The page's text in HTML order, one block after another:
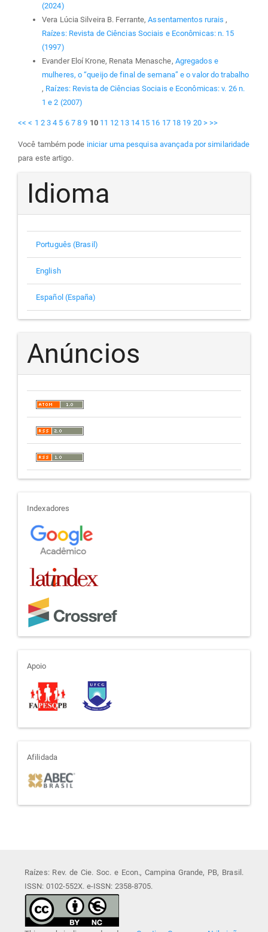
(2024)
Vera Lúcia Silveira B. Ferrante,Assentamentos rurais ,
Raízes: Revista de Ciências Sociais e Econômicas: n. 15
(1997)
Evander Eloí Krone, Renata Menasche, Agregados e
mulheres, o “queijo de final de semana” e o valor do trabalho
, Raízes: Revista de Ciências Sociais e Econômicas: v. 26 n.
1 e 2 (2007)
<< < 1 2 3 4 5 6 7 8 9 10 11 12 13 14 15 16 17 18 19 20 > >>
Você também pode iniciar uma pesquisa avançada por similaridade
para este artigo.
Idioma
Português (Brasil)
English
Español (España)
Anúncios
indexadores
Indexadores
apoio
Apoio
afiliada
Afilidada
Raízes: Rev. de Cie. Soc. e Econ., Campina Grande, PB, Brasil.
ISSN: 0102-552X. e-ISSN: 2358-8705.